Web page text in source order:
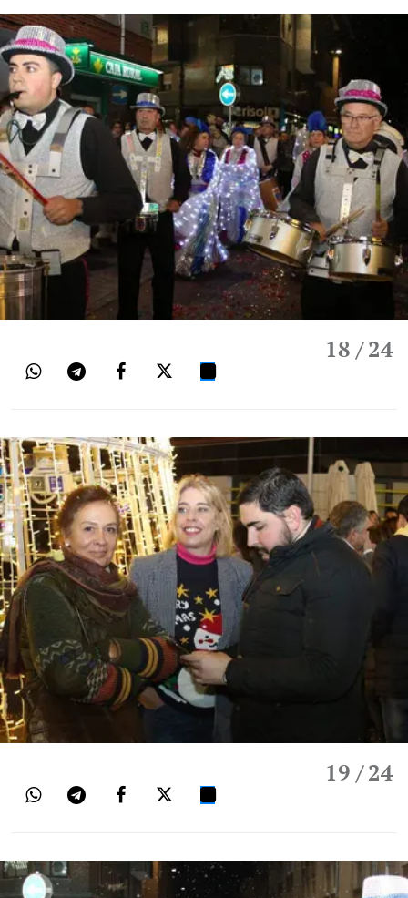
18 / 24
19 / 24